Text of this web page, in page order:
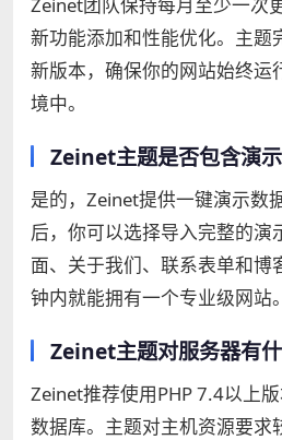
新功能添加和性能优化。主题
新版本，确保你的网站始终运
境中。
Zeinet主题是否包含演示
是的，Zeinet提供一键演示数
后，你可以选择导入完整的演
面、关于我们、联系表单和博
钟内就能拥有一个专业级网站。
Zeinet主题对服务器有什
Zeinet推荐使用PHP 7.4以上
数据库。主题对主机资源要求